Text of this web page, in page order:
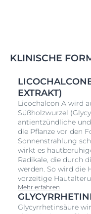
KLINISCHE
XTRAKT)
Licochalcon A wird
Süßholzwurzel
antientzündliche
die Pflanze vor den
Sonnenstrahlung
wirkt es
Radikale, die durch
werden. So wird die
vorzeitige
Mehr erfahren
Glycyrrhetinsäure